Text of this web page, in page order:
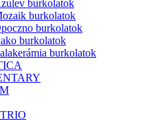
burkolatok
burkolatok
burkolatok
burkolatok
burkolatok